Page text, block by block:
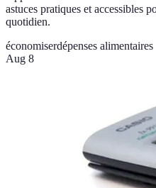
astuces pratiques et accessibles
quotidien.
économiserdépenses alimentaires
Aug 8